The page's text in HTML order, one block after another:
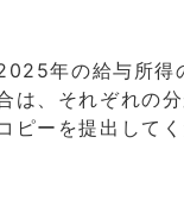
年の給与所得
、それぞれの分
ーを提出してく